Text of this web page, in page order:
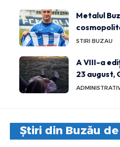
Metalul
STIRI BUZAU
A VIII-a
23 august,
Știri din Buzău